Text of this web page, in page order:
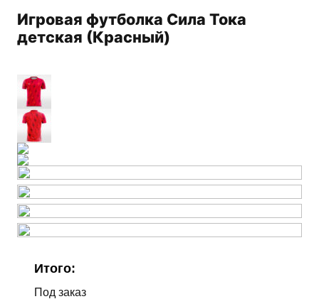
Игровая футболка Сила Тока
детская (Красный)
Итого:
Под заказ